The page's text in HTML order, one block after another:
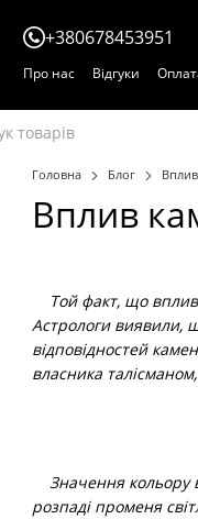
+380678453951
Про нас Відгуки
Головна Блог
Вплив
Той факт, що вплив
Астрологи виявили,
відповідностей
власника
Значення кольору
розпаді променя